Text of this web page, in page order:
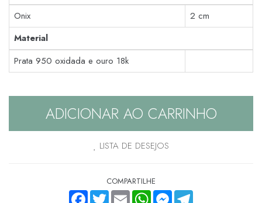
Onix
2 cm
Material
Prata 950 oxidada e ouro 18k
ADICIONAR AO CARRINHO
LISTA DE DESEJOS
COMPARTILHE
FACEBOOKTWITTEREMAIL WHATSAPPMESSENGER
TELEGRAM